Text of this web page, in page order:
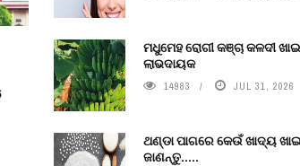
ମଧୁମେହ ରୋଗୀ କଞ୍ଚା କଳଦୀ
ଲାଭଦାୟକ
14983 JUL 31, 2026
ଥଣ୍ଡା ପାଗରେ କେଉଁ ଖାଦ୍ୟ
ଜାଣନ୍ତୁ.....